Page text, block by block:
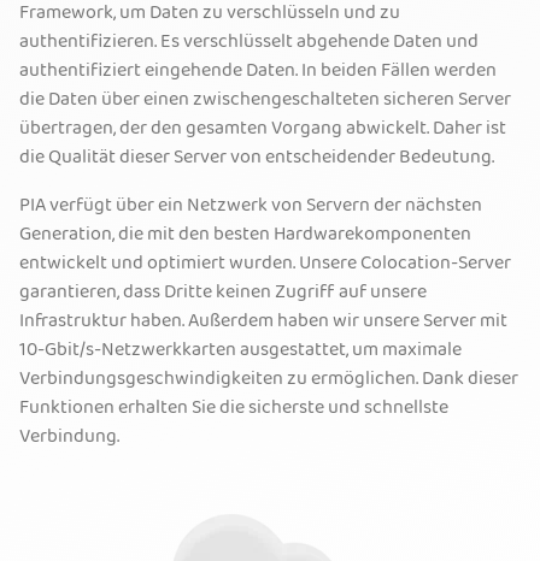
Framework, um Daten zu verschlüsseln und zu
authentifizieren. Es verschlüsselt abgehende Daten und
authentifiziert eingehende Daten. In beiden Fällen werden
die Daten über einen zwischengeschalteten sicheren Server
übertragen, der den gesamten Vorgang abwickelt. Daher ist
die Qualität dieser Server von entscheidender Bedeutung.
PIA verfügt über ein Netzwerk von Servern der nächsten
Generation, die mit den besten Hardwarekomponenten
entwickelt und optimiert wurden. Unsere Colocation-Server
garantieren, dass Dritte keinen Zugriff auf unsere
Infrastruktur haben. Außerdem haben wir unsere Server mit
10-Gbit/s-Netzwerkkarten ausgestattet, um maximale
Verbindungsgeschwindigkeiten zu ermöglichen. Dank dieser
Funktionen erhalten Sie die sicherste und schnellste
Verbindung.